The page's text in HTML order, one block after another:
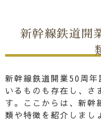
新幹線鉄道開
新幹線鉄道開業50周
いるものも存在し、さ
す。ここからは、新幹
類や特徴を紹介しまし